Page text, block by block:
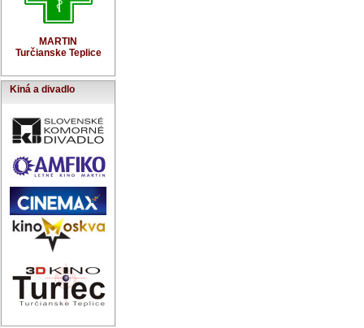
MARTIN
Turčianske Teplice
Kiná a divadlo